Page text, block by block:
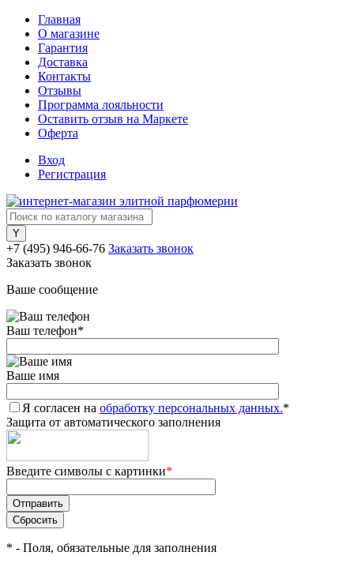
Главная
О магазине
Гарантия
Доставка
Контакты
Отзывы
Программа лояльности
Оставить отзыв на Маркете
Оферта
Вход
Регистрация
+7 (495) 946-66-76 Заказать звонок
Заказать звонок
Ваше сообщение
Ваш телефон*
Ваше имя
Я согласен на обработку персональных данных.*
Защита от автоматического заполнения
Введите символы с картинки*
* - Поля, обязательные для заполнения